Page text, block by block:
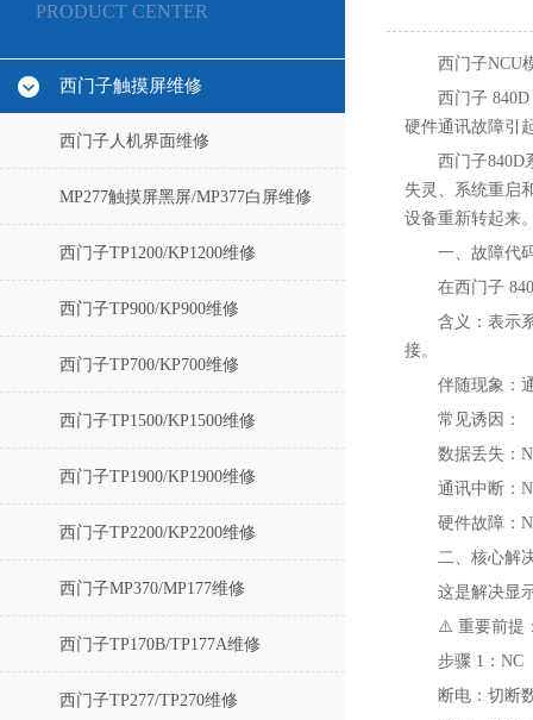
PRODUCT CENTER
西门子触摸屏维修
西门子人机界面维修
MP277触摸屏黑屏/MP377白屏维修
西门子TP1200/KP1200维修
西门子TP900/KP900维修
西门子TP700/KP700维修
西门子TP1500/KP1500维修
西门子TP1900/KP1900维修
西门子TP2200/KP2200维修
西门子MP370/MP177维修
西门子TP170B/TP177A维修
西门子TP277/TP270维修
西门子NCU
西门子
硬件通讯故障引
西门子840D
失灵、系统重启
设备重新转起来
一、故障代
在西门子
含义‌：表示
接。
伴随现象‌：
常见诱因‌：
数据丢失‌：
通讯中断‌：
硬件故障‌：
二、核心解
这是解决显
⚠️ 重要前提‌
步骤 1：NC
断电‌：切断